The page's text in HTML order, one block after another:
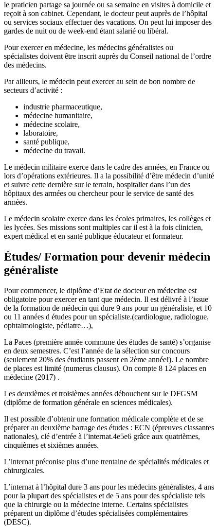
le praticien partage sa journée ou sa semaine en visites à domicile et
reçoit à son cabinet. Cependant, le docteur peut auprès de l’hôpital
ou services sociaux effectuer des vacations. On peut lui imposer des
gardes de nuit ou de week-end étant salarié ou libéral.
Pour exercer en médecine, les médecins généralistes ou
spécialistes doivent être inscrit auprès du Conseil national de l’ordre
des médecins.
Par ailleurs, le médecin peut exercer au sein de bon nombre de
secteurs d’activité :
industrie pharmaceutique,
médecine humanitaire,
médecine scolaire,
laboratoire,
santé publique,
médecine du travail.
Le médecin militaire exerce dans le cadre des armées, en France ou
lors d’opérations extérieures. Il a la possibilité d’être médecin d’unité
et suivre cette dernière sur le terrain, hospitalier dans l’un des
hôpitaux des armées ou chercheur pour le service de santé des
armées.
Le médecin scolaire exerce dans les écoles primaires, les collèges et
les lycées. Ses missions sont multiples car il est à la fois clinicien,
expert médical et en santé publique éducateur et formateur.
Études/ Formation pour devenir médecin
généraliste
Pour commencer, le diplôme d’Etat de docteur en médecine est
obligatoire pour exercer en tant que médecin. Il est délivré à l’issue
de la formation de médecin qui dure 9 ans pour un généraliste, et 10
ou 11 années d études pour un spécialiste.(cardiologue, radiologue,
ophtalmologiste, pédiatre…),
La Paces (première année commune des études de santé) s’organise
en deux semestres. C’est l’année de la sélection sur concours
(seulement 20% des étudiants passent en 2ème année!). Le nombre
de places est limité (numerus clausus). On compte 8 124 places en
médecine (2017) .
Les deuxièmes et troisièmes années débouchent sur le DFGSM
(diplôme de formation générale en sciences médicales).
Il est possible d’obtenir une formation médicale complète et de se
préparer au deuxième barrage des études : ECN (épreuves classantes
nationales), clé d’entrée à l’internat.4e5e6 grâce aux quatrièmes,
cinquièmes et sixièmes années.
L’internat préconise plus d’une trentaine de spécialités médicales et
chirurgicales.
L’internat à l’hôpital dure 3 ans pour les médecins généralistes, 4 ans
pour la plupart des spécialistes et de 5 ans pour des spécialiste tels
que la chirurgie ou la médecine interne. Certains spécialistes
préparent un diplôme d’études spécialisées complémentaires
(DESC).